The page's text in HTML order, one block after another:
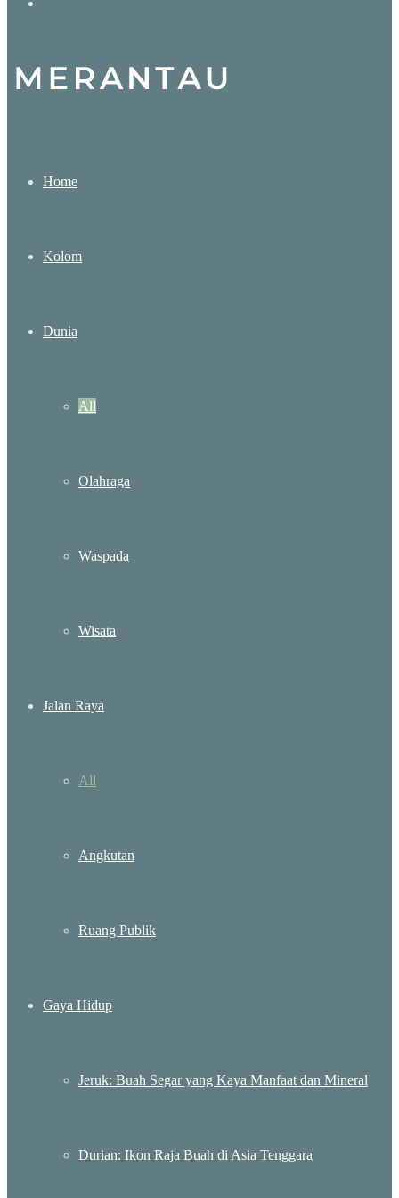
for
Home
Kolom
Dunia
All
Olahraga
Waspada
Wisata
Jalan Raya
All
Angkutan
Ruang Publik
Gaya Hidup
Jeruk: Buah Segar yang Kaya Manfaat dan Mineral
Durian: Ikon Raja Buah di Asia Tenggara